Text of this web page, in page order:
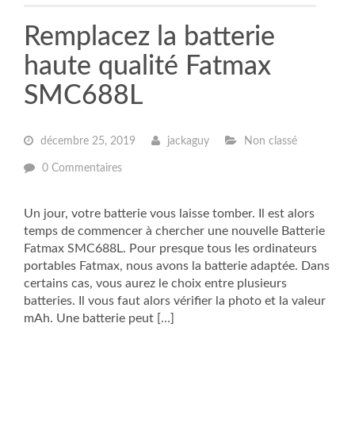
Remplacez la batterie
haute qualité Fatmax
SMC688L
décembre 25, 2019 jackaguy Non classé
0 Commentaires
Un jour, votre batterie vous laisse tomber. Il est alors
temps de commencer à chercher une nouvelle Batterie
Fatmax SMC688L. Pour presque tous les ordinateurs
portables Fatmax, nous avons la batterie adaptée. Dans
certains cas, vous aurez le choix entre plusieurs
batteries. Il vous faut alors vérifier la photo et la valeur
mAh. Une batterie peut […]